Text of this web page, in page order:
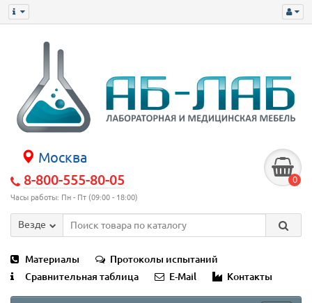
Москва
8-800-555-80-05
Часы работы: Пн - Пт (09:00 - 18:00)
0
Везде
Материалы
Протоколы испытаний
Сравнительная таблица
E-Mail Контакты